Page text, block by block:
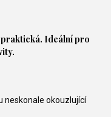
Ideální pro
neskonale okouzlující